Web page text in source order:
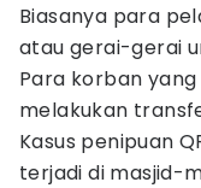
Biasanya para
atau gerai-gerai
Para korban
melakukan
Kasus penipuan
terjadi di masjid-